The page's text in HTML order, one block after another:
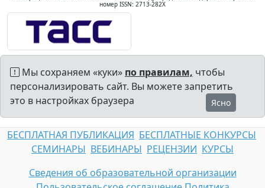
номер ISSN: 2713-282X
Мы сохраняем «куки» по правилам, чтобы
персонализировать сайт. Вы можете запретить
это в настройках браузера
Ясно
БЕСПЛАТНАЯ ПУБЛИКАЦИЯ БЕСПЛАТНЫЕ КОНКУРСЫ
СЕМИНАРЫ ВЕБИНАРЫ РЕЦЕНЗИИ КУРСЫ
Сведения об образовательной организации